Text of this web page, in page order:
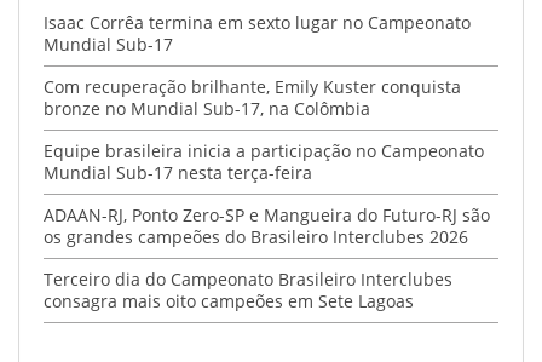
Isaac Corrêa termina em sexto lugar no Campeonato
Mundial Sub-17
Com recuperação brilhante, Emily Kuster conquista
bronze no Mundial Sub-17, na Colômbia
Equipe brasileira inicia a participação no Campeonato
Mundial Sub-17 nesta terça-feira
ADAAN-RJ, Ponto Zero-SP e Mangueira do Futuro-RJ são
os grandes campeões do Brasileiro Interclubes 2026
Terceiro dia do Campeonato Brasileiro Interclubes
consagra mais oito campeões em Sete Lagoas